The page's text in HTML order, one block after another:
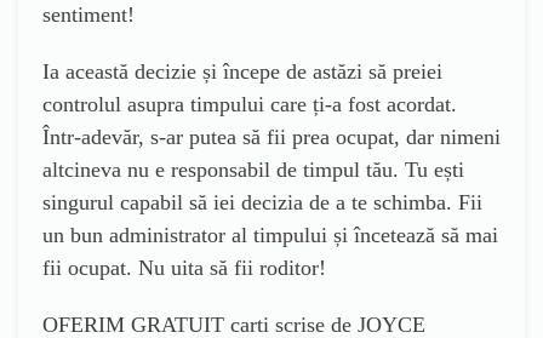
sentiment!
Ia această decizie și începe de astăzi să preiei
controlul asupra timpului care ți-a fost acordat.
Într-adevăr, s-ar putea să fii prea ocupat, dar nimeni
altcineva nu e responsabil de timpul tău. Tu ești
singurul capabil să iei decizia de a te schimba. Fii
un bun administrator al timpului și încetează să mai
fii ocupat. Nu uita să fii roditor!
OFERIM GRATUIT carti scrise de JOYCE